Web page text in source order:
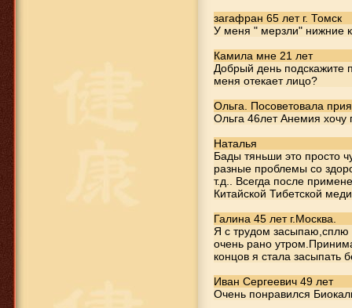
загафран 65 лет г. Томск
У меня " мерзли" нижние
Камила мне 21 лет
Добрый день подскажите
меня отекает лицо?
Ольга. Посоветовала
Ольга 46лет Анемия хочу
Наталья
Бады тяньши это просто
разные проблемы со
т.д.. Всегда после
Китайской Тибетской
Галина 45 лет г.Москва.
Я с трудом засыпаю,сплю
очень рано
концов я стала засыпать
Иван Сергеевич 49 лет
Очень понравился